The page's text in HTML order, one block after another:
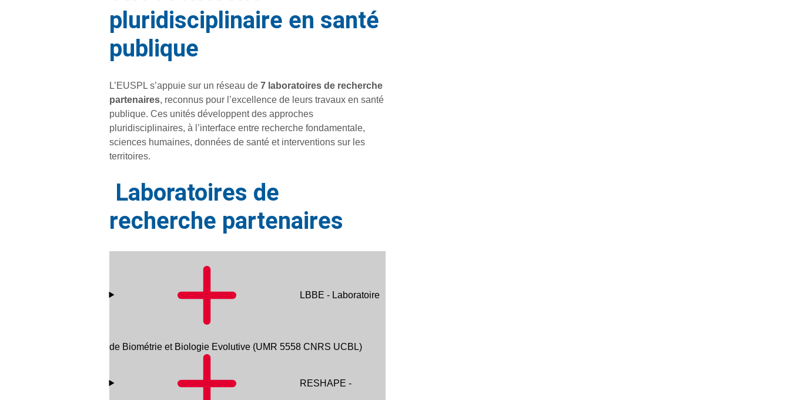
pluridisciplinaire en santé
publique
L’EUSPL s’appuie sur un réseau de 7 laboratoires de recherche
partenaires, reconnus pour l’excellence de leurs travaux en santé
publique. Ces unités développent des approches
pluridisciplinaires, à l’interface entre recherche fondamentale,
sciences humaines, données de santé et interventions sur les
territoires.
Laboratoires de
recherche partenaires
LBBE - Laboratoire
de Biométrie et Biologie Evolutive (UMR 5558 CNRS UCBL)
RESHAPE -